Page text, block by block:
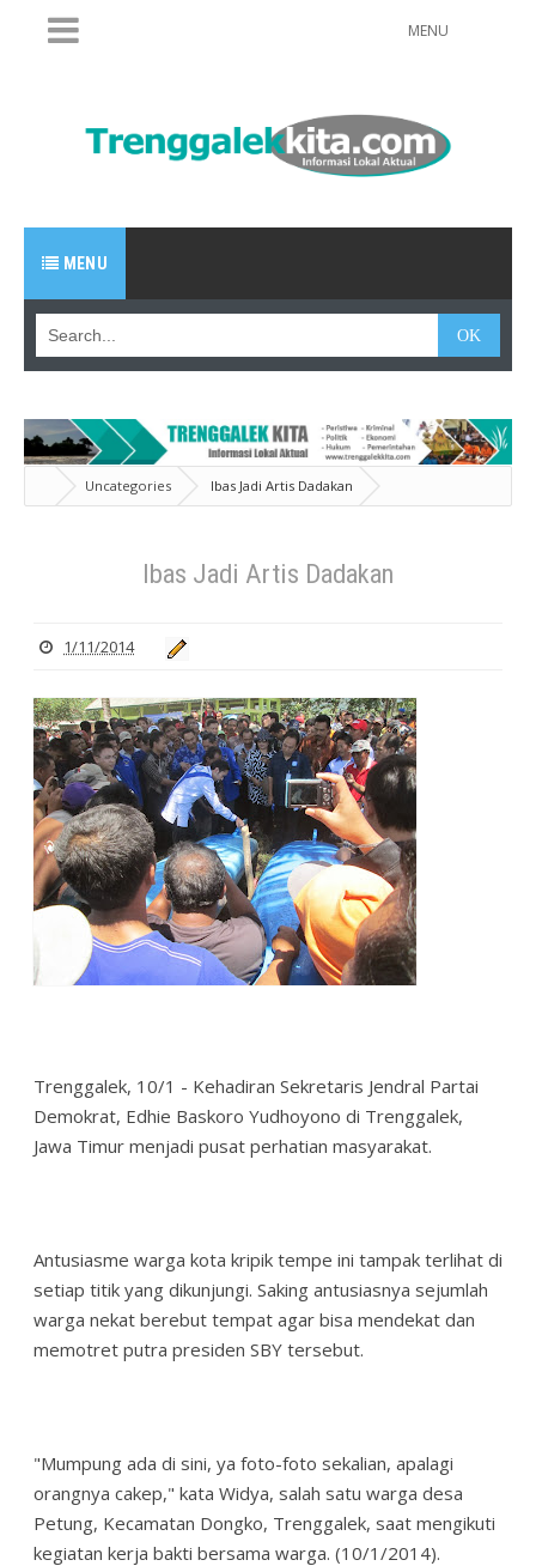
MENU
MENU
Uncategories Ibas Jadi Artis Dadakan
Ibas Jadi Artis Dadakan
1/11/2014
Trenggalek, 10/1 - Kehadiran Sekretaris Jendral Partai
Demokrat, Edhie Baskoro Yudhoyono di Trenggalek,
Jawa Timur menjadi pusat perhatian masyarakat.
Antusiasme warga kota kripik tempe ini tampak terlihat di
setiap titik yang dikunjungi. Saking antusiasnya sejumlah
warga nekat berebut tempat agar bisa mendekat dan
memotret putra presiden SBY tersebut.
"Mumpung ada di sini, ya foto-foto sekalian, apalagi
orangnya cakep," kata Widya, salah satu warga desa
Petung, Kecamatan Dongko, Trenggalek, saat mengikuti
kegiatan kerja bakti bersama warga. (10/1/2014).